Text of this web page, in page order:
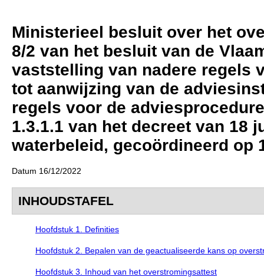
Ministerieel besluit over het
8/2 van het besluit van de
vaststelling van nadere regels
tot aanwijzing van de
regels voor de
1.3.1.1 van het decreet van 18
waterbeleid, gecoördineerd op
Datum 16/12/2022
INHOUDSTAFEL
Hoofdstuk 1. Definities
Hoofdstuk 2. Bepalen van de geactualiseerde kans op
Hoofdstuk 3. Inhoud van het overstromingsattest